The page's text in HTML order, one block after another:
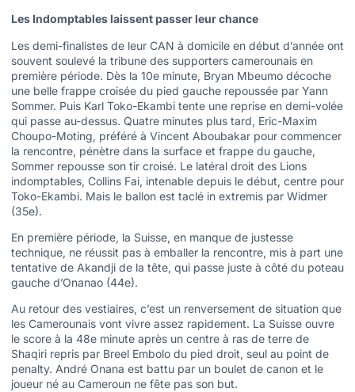
Les Indomptables laissent passer leur chance
Les demi-finalistes de leur CAN à domicile en début d’année ont
souvent soulevé la tribune des supporters camerounais en
première période. Dès la 10e minute, Bryan Mbeumo décoche
une belle frappe croisée du pied gauche repoussée par Yann
Sommer. Puis Karl Toko-Ekambi tente une reprise en demi-volée
qui passe au-dessus. Quatre minutes plus tard, Eric-Maxim
Choupo-Moting, préféré à Vincent Aboubakar pour commencer
la rencontre, pénètre dans la surface et frappe du gauche,
Sommer repousse son tir croisé. Le latéral droit des Lions
indomptables, Collins Fai, intenable depuis le début, centre pour
Toko-Ekambi. Mais le ballon est taclé in extremis par Widmer
(35e).
En première période, la Suisse, en manque de justesse
technique, ne réussit pas à emballer la rencontre, mis à part une
tentative de Akandji de la tête, qui passe juste à côté du poteau
gauche d’Onanao (44e).
Au retour des vestiaires, c’est un renversement de situation que
les Camerounais vont vivre assez rapidement. La Suisse ouvre
le score à la 48e minute après un centre à ras de terre de
Shaqiri repris par Breel Embolo du pied droit, seul au point de
penalty. André Onana est battu par un boulet de canon et le
joueur né au Cameroun ne fête pas son but.